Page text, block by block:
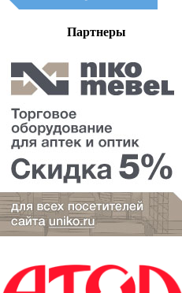
Партнеры